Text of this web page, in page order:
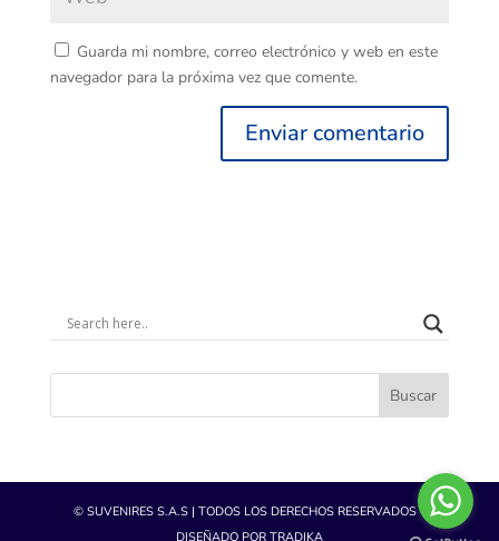
Guarda mi nombre, correo electrónico y web en este
navegador para la próxima vez que comente.
Buscar
© SUVENIRES S.A.S | TODOS LOS DERECHOS RESERVADOS -
DISEÑADO POR TRADIKA